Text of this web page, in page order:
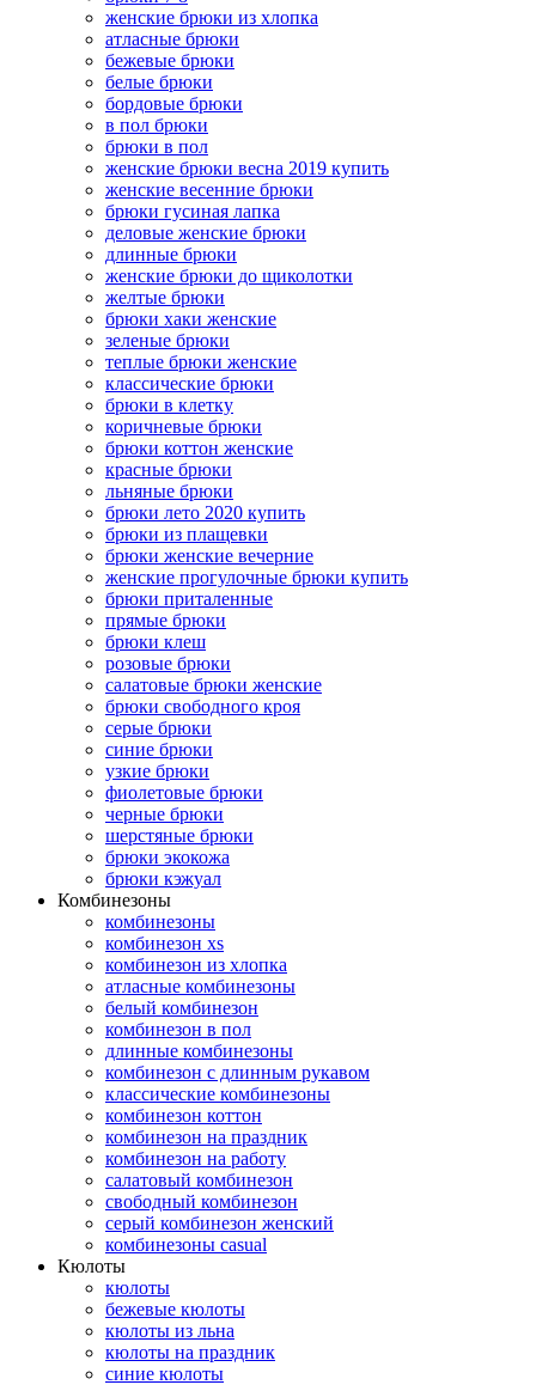
женские брюки из хлопка
атласные брюки
бежевые брюки
белые брюки
бордовые брюки
в пол брюки
брюки в пол
женские брюки весна 2019 купить
женские весенние брюки
брюки гусиная лапка
деловые женские брюки
длинные брюки
женские брюки до щиколотки
желтые брюки
брюки хаки женские
зеленые брюки
теплые брюки женские
классические брюки
брюки в клетку
коричневые брюки
брюки коттон женские
красные брюки
льняные брюки
брюки лето 2020 купить
брюки из плащевки
брюки женские вечерние
женские прогулочные брюки купить
брюки приталенные
прямые брюки
брюки клеш
розовые брюки
салатовые брюки женские
брюки свободного кроя
серые брюки
синие брюки
узкие брюки
фиолетовые брюки
черные брюки
шерстяные брюки
брюки экокожа
брюки кэжуал
Комбинезоны
комбинезоны
комбинезон xs
комбинезон из хлопка
атласные комбинезоны
белый комбинезон
комбинезон в пол
длинные комбинезоны
комбинезон с длинным рукавом
классические комбинезоны
комбинезон коттон
комбинезон на праздник
комбинезон на работу
салатовый комбинезон
свободный комбинезон
серый комбинезон женский
комбинезоны casual
Кюлоты
кюлоты
бежевые кюлоты
кюлоты из льна
кюлоты на праздник
синие кюлоты